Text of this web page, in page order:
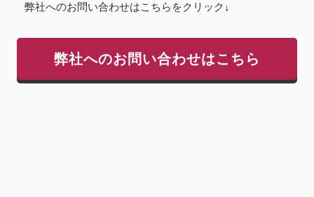
弊社へのお問い合わせはこちらをクリック↓
弊社へのお問い合わせはこちら